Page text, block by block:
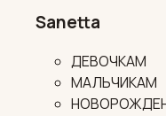
Sanetta
ДЕВОЧКАМ
МАЛЬЧИКАМ